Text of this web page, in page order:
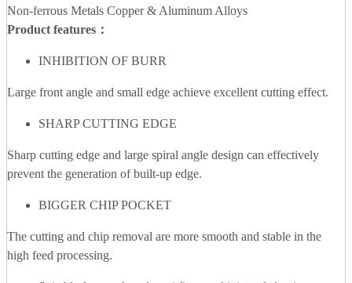
Non-ferrous Metals Copper & Aluminum Alloys
Product features：
INHIBITION OF BURR
Large front angle and small edge achieve excellent cutting effect.
SHARP CUTTING EDGE
Sharp cutting edge and large spiral angle design can effectively
prevent the generation of built-up edge.
BIGGER CHIP POCKET
The cutting and chip removal are more smooth and stable in the
high feed processing.